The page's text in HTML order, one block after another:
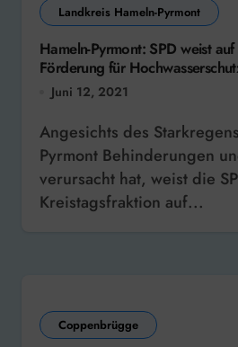
Landkreis Hameln-Pyrmont
Hameln-Pyrmont: SPD weist
Förderung für
Juni 12, 2021
Angesichts des Starkregens, der in Hameln-
Pyrmont Behinderungen
verursacht hat, weist die
Kreistagsfraktion auf...
Coppenbrügge